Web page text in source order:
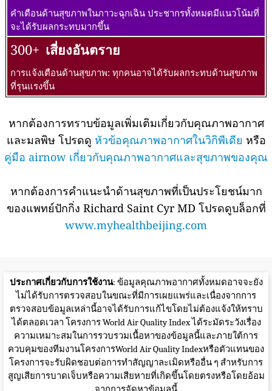
คำเตือนด้านสุขภาพในภาวะฉุกเฉิน ประชากรทั้งหมดมีแนวโน้มที่
จะได้รับผลกระทบมากขึ้น
300+ เสี่ยงอันตราย
การแจ้งเตือนด้านสุขภาพ: ทุกคนอาจได้รับผลกระทบด้านสุขภาพ
ที่รุนแรงขึ้น
หากต้องการทราบข้อมูลเพิ่มเติมเกี่ยวกับคุณภาพอากาศ
และมลพิษ โปรดดู หัวข้อคุณภาพอากาศในวิกิพีเดีย หรือ
คู่มือ airnow เกี่ยวกับคุณภาพอากาศและสุขภาพของคุณ
หากต้องการคำแนะนำด้านสุขภาพที่เป็นประโยชน์มาก
ของแพทย์ปักกิ่ง Richard Saint Cyr MD โปรดดูบล็อกที่
www.myhealthbeijing.com
ประกาศเกี่ยวกับการใช้งาน: ข้อมูลคุณภาพอากาศทั้งหมดอาจจะยัง
ไม่ได้รับการตรวจสอบในขณะที่มีการเผยแพร่และเนื่องจากการ
ตรวจสอบข้อมูลเหล่านี้อาจได้รับการแก้ไขโดยไม่ต้องแจ้งให้ทราบ
ได้ตลอดเวลา โครงการ World Air Quality Index ได้ระมัดระวังเรื่อง
ความเหมาะสมในการรวบรวมเนื้อหาของข้อมูลนี้และภายใต้การ
ควบคุมของทีมงานโครงการWorld Air Quality Indexหรือตัวแทนของ
โครงการจะรับผิดชอบต่อการทำสัญญาละเมิดหรืออื่น ๆ สำหรับการ
สูญเสียการบาดเจ็บหรือความเสียหายที่เกิดขึ้นโดยตรงหรือโดยอ้อม